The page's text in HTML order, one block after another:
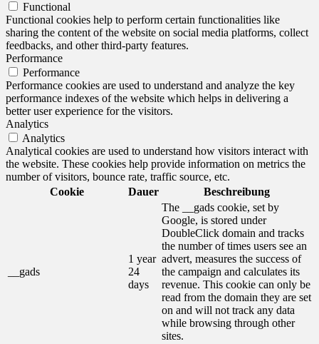
Functional
Functional cookies help to perform certain functionalities like
sharing the content of the website on social media platforms, collect
feedbacks, and other third-party features.
Performance
Performance
Performance cookies are used to understand and analyze the key
performance indexes of the website which helps in delivering a
better user experience for the visitors.
Analytics
Analytics
Analytical cookies are used to understand how visitors interact with
the website. These cookies help provide information on metrics the
number of visitors, bounce rate, traffic source, etc.
Cookie
Dauer Beschreibung
__gads
1 year
24
days
The __gads cookie, set by
Google, is stored under
DoubleClick domain and tracks
the number of times users see an
advert, measures the success of
the campaign and calculates its
revenue. This cookie can only be
read from the domain they are set
on and will not track any data
while browsing through other
sites.